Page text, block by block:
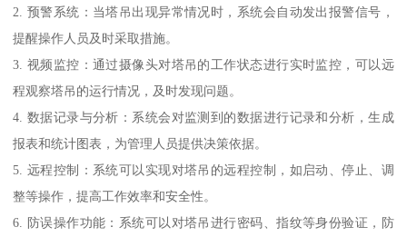
2. 预警系统：当塔吊出现异常情况时，系统会自动发出报警信号，
提醒操作人员及时采取措施。
3. 视频监控：通过摄像头对塔吊的工作状态进行实时监控，可以远
程观察塔吊的运行情况，及时发现问题。
4. 数据记录与分析：系统会对监测到的数据进行记录和分析，生成
报表和统计图表，为管理人员提供决策依据。
5. 远程控制：系统可以实现对塔吊的远程控制，如启动、停止、调
整等操作，提高工作效率和安全性。
6. 防误操作功能：系统可以对塔吊进行密码、指纹等身份验证，防